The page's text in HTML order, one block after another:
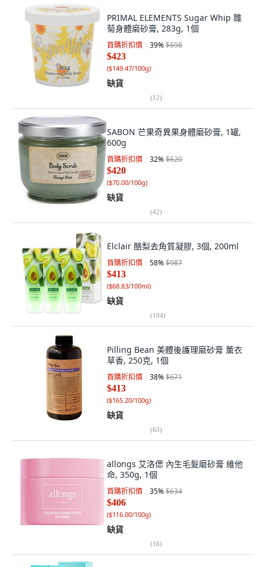
PRIMAL ELEMENTS Sugar Whip 雛
菊身體磨砂膏, 283g, 1個
首購折扣價 39%$698
$423
($149.47/100g)
缺貨
(12)
SABON 芒果奇異果身體磨砂膏, 1罐,
600g
首購折扣價 32%$620
$420
($70.00/100g)
缺貨
(42)
Elclair 酪梨去角質凝膠, 3個, 200ml
首購折扣價 58%$987
$413
($68.83/100ml)
缺貨
(104)
Pilling Bean 美體後護理磨砂膏 薰衣
草香, 250克, 1個
首購折扣價 38%$671
$413
($165.20/100g)
缺貨
(63)
allongs 艾洛偲 內生毛髮磨砂膏 維他
命, 350g, 1個
首購折扣價 35%$634
$406
($116.00/100g)
缺貨
(16)